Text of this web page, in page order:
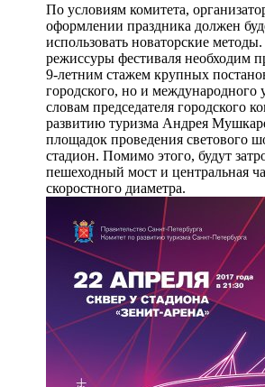
По условиям комитета,
оформлении праздника должен
использовать новаторские
режиссуры фестиваля необходим
9-летним стажем крупных
городского, но и международного
словам председателя городского
развитию туризма Андрея
площадок проведения светового
стадион. Помимо этого, будут
пешеходный мост и центральная
скоростного диаметра.